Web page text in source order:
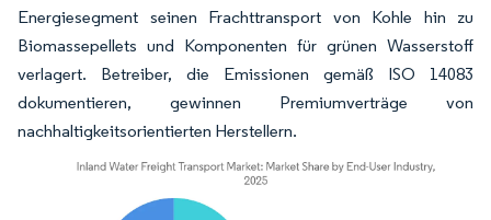
Energiesegment seinen Frachttransport von Kohle hin zu
Biomassepellets und Komponenten für grünen Wasserstoff
verlagert. Betreiber, die Emissionen gemäß ISO 14083
dokumentieren, gewinnen Premiumverträge von
nachhaltigkeitsorientierten Herstellern.